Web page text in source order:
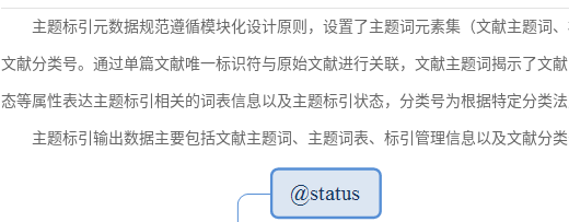
主题标引元数据规范遵循模块化设计原则，设置了主题词元素集（文献主题词
文献分类号。通过单篇文献唯一标识符与原始文献进行关联，文献主题词揭示了文
态等属性表达主题标引相关的词表信息以及主题标引状态，分类号为根据特定分类
主题标引输出数据主要包括文献主题词、主题词表、标引管理信息以及文献分